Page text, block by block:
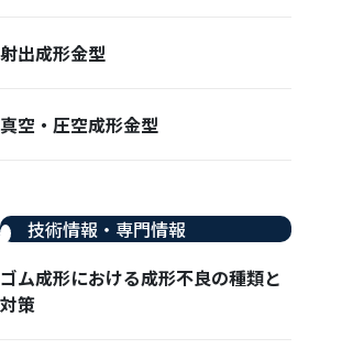
射出成形金型
真空・圧空成形金型
技術情報・専門情報
ゴム成形における成形不良の種類と
対策